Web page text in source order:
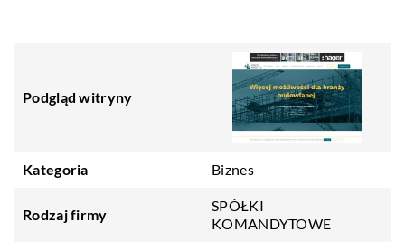
Podgląd witryny
Kategoria Biznes
Rodzaj firmy
SPÓŁKI
KOMANDYTOWE